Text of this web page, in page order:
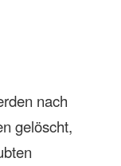
nach
gelöscht,